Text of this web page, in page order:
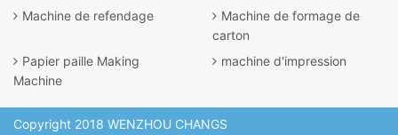
Machine de refendage
Machine de formage de
carton
Papier paille Making
Machine
machine d'impression
Copyright 2018 WENZHOU CHANGS